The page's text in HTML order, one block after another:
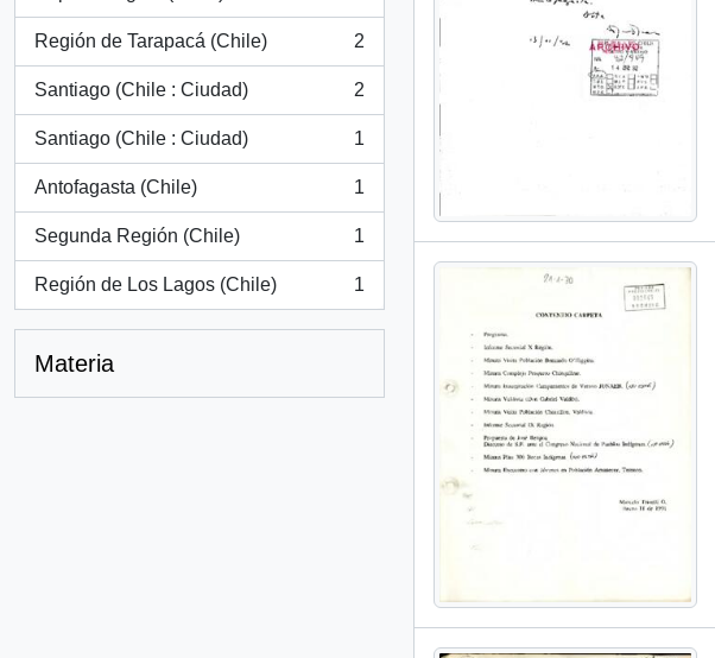
, 2 resultados
Región de Tarapacá (Chile)
, 2 resultados
2
Santiago (Chile : Ciudad)
, 2 resultados
2
Santiago (Chile : Ciudad)
, 1 resultados
1
Antofagasta (Chile)
, 1 resultados
1
Segunda Región (Chile)
, 1 resultados
1
Región de Los Lagos (Chile)
, 1 resultados
1
Materia